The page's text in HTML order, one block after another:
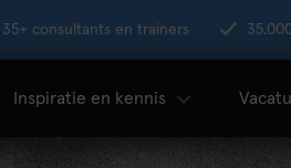
35+ consultants en trainers
Inspiratie en kennis